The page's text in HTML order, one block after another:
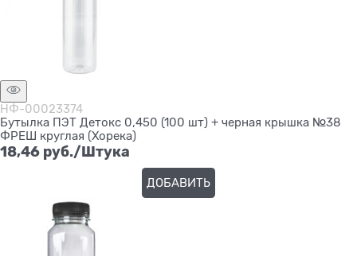
НФ-00023374
Бутылка ПЭТ Детокс 0,450 (100 шт) + черная крышка №38
ФРЕШ круглая (Хорека)
18,46 руб./Штука
ДОБАВИТЬ